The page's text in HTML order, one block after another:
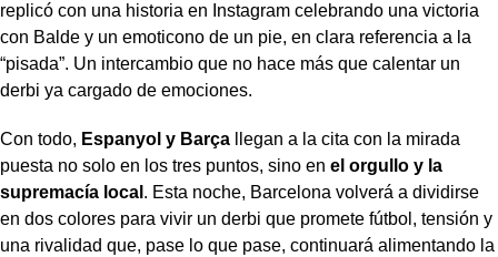
replicó con una historia en Instagram celebrando una victoria
con Balde y un emoticono de un pie, en clara referencia a la
“pisada”. Un intercambio que no hace más que calentar un
derbi ya cargado de emociones.
Con todo, Espanyol y Barça llegan a la cita con la mirada
puesta no solo en los tres puntos, sino en el orgullo y la
supremacía local . Esta noche, Barcelona volverá a dividirse
en dos colores para vivir un derbi que promete fútbol, tensión y
una rivalidad que, pase lo que pase, continuará alimentando la